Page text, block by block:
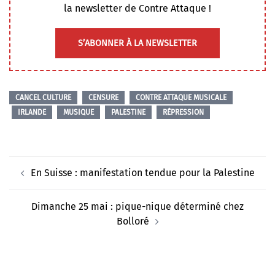
la newsletter de Contre Attaque !
S’ABONNER À LA NEWSLETTER
CANCEL CULTURE CENSURE
CONTRE ATTAQUE MUSICALE
IRLANDE
MUSIQUE PALESTINE RÉPRESSION
d’article
En Suisse : manifestation tendue pour la Palestine
Dimanche 25 mai : pique-nique déterminé chez
Bolloré